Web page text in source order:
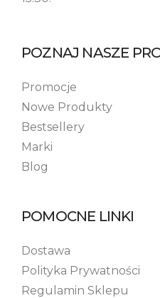
POZNAJ NASZE
Promocje
Nowe Produkty
Bestsellery
Marki
Blog
POMOCNE LINKI
Dostawa
Polityka Prywatności
Regulamin Sklepu